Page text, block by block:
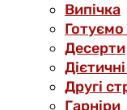
Випічка
Готуємо
Десерти
Другі
Гарніри